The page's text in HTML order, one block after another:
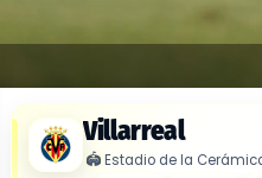
Villarreal
🏟️Estadio de la